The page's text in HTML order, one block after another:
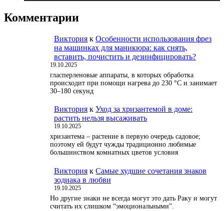
Комментарии
Виктория к Особенности использования фрез
на машинках для маникюра: как снять,
вставить, почистить и дезинфицировать?
19.10.2025
гласперленовые аппараты, в которых обработка
происходит при помощи нагрева до 230 °С и занимает
30–180 секунд
Виктория к Уход за хризантемой в доме:
растить нельзя высаживать
19.10.2025
хризантема – растение в первую очередь садовое;
поэтому ей будут чужды традиционно любимые
большинством комнатных цветов условия
Виктория к Самые худшие сочетания знаков
зодиака в любви
19.10.2025
Но другие знаки не всегда могут это дать Раку и могут
считать их слишком “эмоциональными”.